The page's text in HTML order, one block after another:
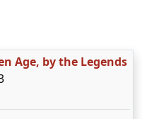
Age, by the Legends